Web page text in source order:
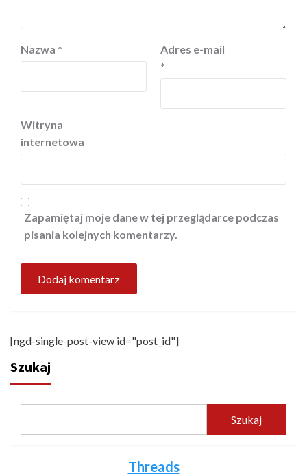
Nazwa *
Adres e-mail
*
Witryna
internetowa
Zapamiętaj moje dane w tej przeglądarce podczas
pisania kolejnych komentarzy.
[ngd-single-post-view id="post_id"]
Szukaj
Szukaj
Threads